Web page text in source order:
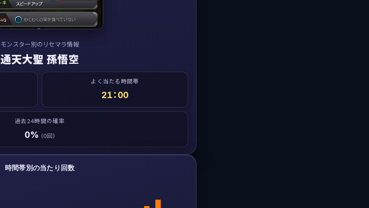
モンスター別のリセマラ情報
通天大聖 孫悟空
よく当たる時間帯
21：00
過去24時間の確率
0% (0回)
時間帯別の当たり回数